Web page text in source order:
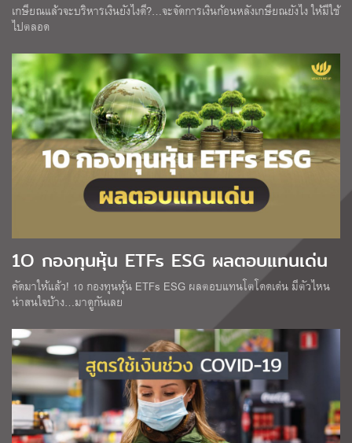
เกษียณแล้วจะบริหารเงินยังไงดี?…จะจัดการเงินก้อนหลังเกษียณยังไง ให้มีใช้
ไปตลอด
1O กองทุนหุ้น ETFs ESG ผลตอบแทนเด่น
คัดมาให้แล้ว! 10 กองทุนหุ้น ETFs ESG ผลตอบแทนโตโดดเด่น มีตัวไหน
น่าสนใจบ้าง…มาดูกันเลย